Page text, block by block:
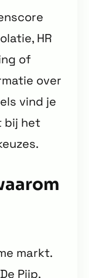
HR
of
over
vind je
bij het
markt.
Pijp,